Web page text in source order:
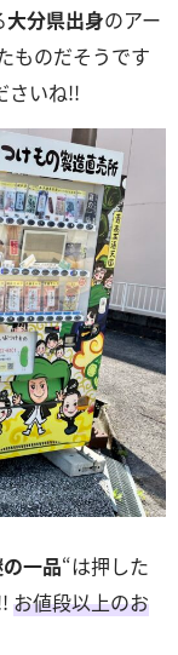
大分県出身のアー
ものだそうです
さいね!!
一品“は押した
お値段以上のお